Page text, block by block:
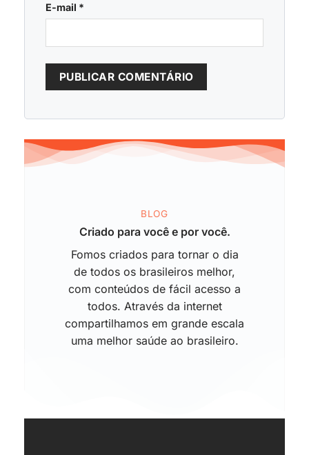
E-mail *
BLOG
Criado para você e por você.
Fomos criados para tornar o dia
de todos os brasileiros melhor,
com conteúdos de fácil acesso a
todos. Através da internet
compartilhamos em grande escala
uma melhor saúde ao brasileiro.